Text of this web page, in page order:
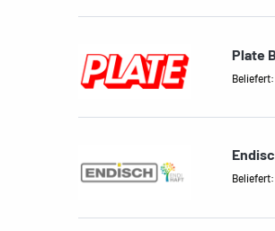
Plate
Beliefert:
Beliefert: